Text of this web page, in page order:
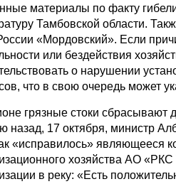
материалы по факту
Тамбовской области.
«Мордовский». Если
или бездействия
о нарушении
что в свою очередь может
грязные стоки
назад, 17 октября, министр
«исправилось» являющееся
хозяйства АО
в реку: «Есть